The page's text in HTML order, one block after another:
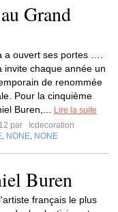
Grand
a ouvert ses portes ….
invite chaque année un
de renommée
Pour la cinquième
Buren,...
Lire la suite
par
Icdecoration
NONE NONE
Buren
français le plus